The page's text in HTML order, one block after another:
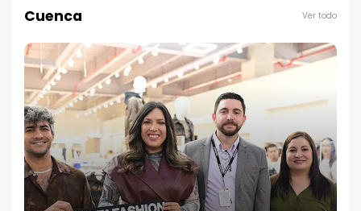
Cuenca Ver todo